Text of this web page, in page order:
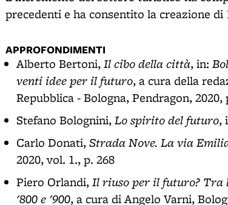
precedenti e ha consentito la creazione
APPROFONDIMENTI
Alberto Bertoni,Il cibo della città, in:
venti idee per il futuro, a cura della
Repubblica - Bologna, Pendragon, 2020,
Stefano Bolognini,Lo spirito del futuro,
Carlo Donati,Strada Nove. La via
2020, vol. 1., p. 268
Piero Orlandi,Il riuso per il futuro? Tra
'800 e '900, a cura di Angelo Varni,